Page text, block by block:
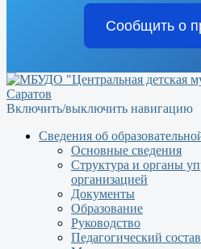
Сообщить о
Включить/выключить навигацию
Сведения об
Основные сведения
Структура и органы
организацией
Документы
Образование
Руководство
Педагогический состав